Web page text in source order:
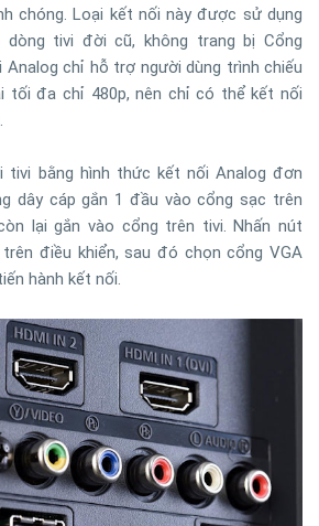
chóng. Loại kết nối này được sử dụng
dòng tivi đời cũ, không trang bị Cổng
Analog chỉ hỗ trợ người dùng trình chiếu
tối đa chỉ 480p, nên chỉ có thể kết nối
tivi bằng hình thức kết nối Analog đơn
dây cáp gắn 1 đầu vào cổng sạc trên
lại gắn vào cổng trên tivi. Nhấn nút
điều khiển, sau đó chọn cổng VGA
hành kết nối.